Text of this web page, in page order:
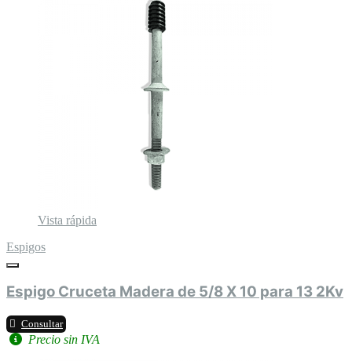
Vista rápida
Espigos
Espigo Cruceta Madera de 5/8 X 10 para 13 2Kv
Consultar
Precio sin IVA